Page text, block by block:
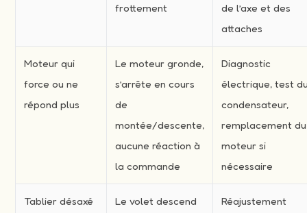
frottement
de l’axe et des
attaches
Moteur qui
force ou ne
répond plus
Le moteur gronde,
s’arrête en cours
de
montée/descente,
aucune réaction à
la commande
Diagnostic
électrique, test
condensateur,
remplacement du
moteur si
nécessaire
Tablier désaxé
Le volet descend
Réajustement